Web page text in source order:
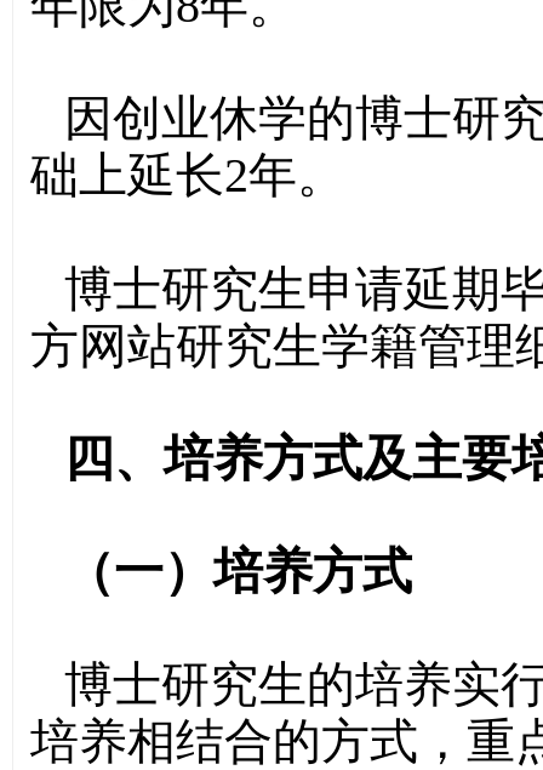
因创业休学的博士研
础上延长2年。
博士研究生申请延期
方网站研究生学籍管理
四、培养方式及主要
（一）培养方式
博士研究生的培养实
培养相结合的方式，重